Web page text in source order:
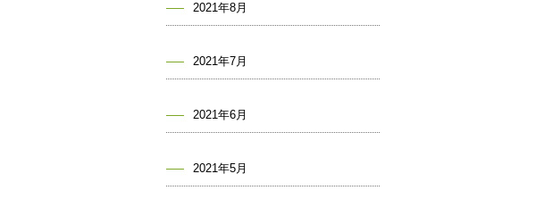
2021年8月
2021年7月
2021年6月
2021年5月